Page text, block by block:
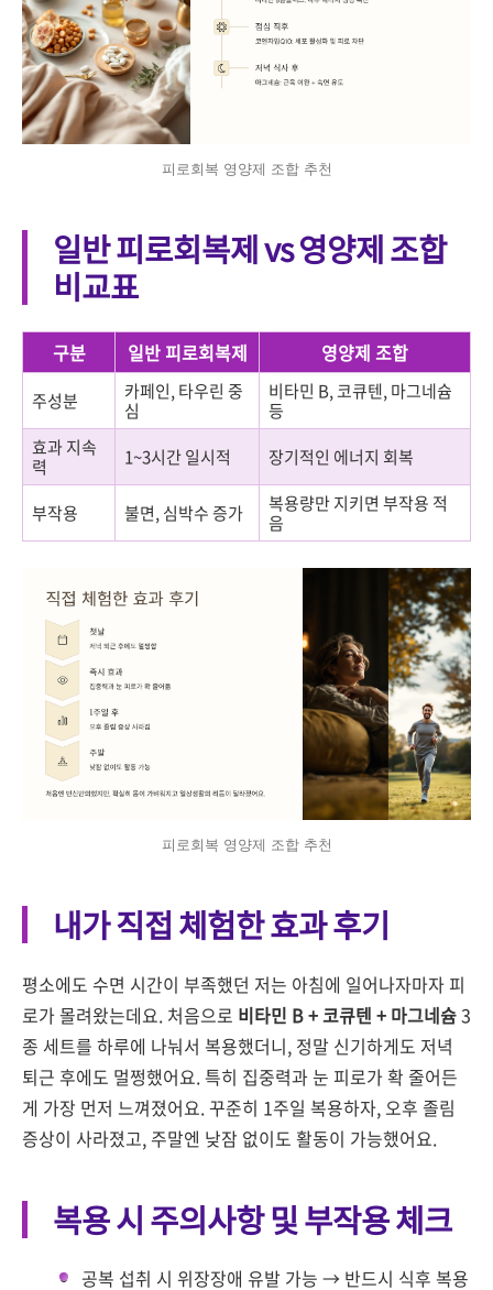
피로회복 영양제 조합 추천
일반 피로회복제 vs 영양제 조합
비교표
구분 일반 피로회복제 영양제 조합
주성분
카페인, 타우린 중
심
비타민 B, 코큐텐, 마그네슘
등
효과 지속
력
1~3시간 일시적 장기적인 에너지 회복
부작용 불면, 심박수 증가
복용량만 지키면 부작용 적
음
피로회복 영양제 조합 추천
내가 직접 체험한 효과 후기
평소에도 수면 시간이 부족했던 저는 아침에 일어나자마자 피
로가 몰려왔는데요. 처음으로 비타민 B + 코큐텐 + 마그네슘3
종 세트를 하루에 나눠서 복용했더니, 정말 신기하게도 저녁
퇴근 후에도 멀쩡했어요. 특히 집중력과 눈 피로가 확 줄어든
게 가장 먼저 느껴졌어요. 꾸준히 1주일 복용하자, 오후 졸림
증상이 사라졌고, 주말엔 낮잠 없이도 활동이 가능했어요.
복용 시 주의사항 및 부작용 체크
공복 섭취 시 위장장애 유발 가능 → 반드시 식후 복용